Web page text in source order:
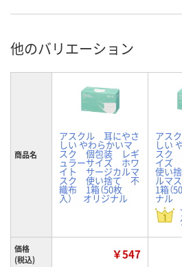
他のバリエーション
商品名
アスクル 耳にやさ
しい やわらかいマ
スク 個包装 レギ
ュラーサイズ ホワ
イト サージカルマ
スク 使い捨て 不
織布 1箱（50枚
入） オリジナル
アス
しい
スク
イズ
使い
ルマ
1箱（
ナル
価格
(税込)
￥547